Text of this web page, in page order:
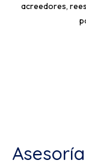
acreedores,